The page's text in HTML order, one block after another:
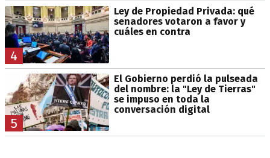
4
Ley de Propiedad Privada: qué
senadores votaron a favor y
cuáles en contra
5
El Gobierno perdió la pulseada
del nombre: la "Ley de Tierras"
se impuso en toda la
conversación digital